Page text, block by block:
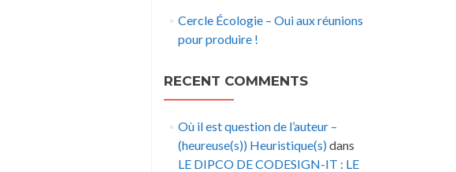
Cercle Écologie – Oui aux réunions
pour produire !
RECENT COMMENTS
Où il est question de l’auteur –
(heureuse(s)) Heuristique(s)dans
LE DIPCO DE CODESIGN-IT : LE